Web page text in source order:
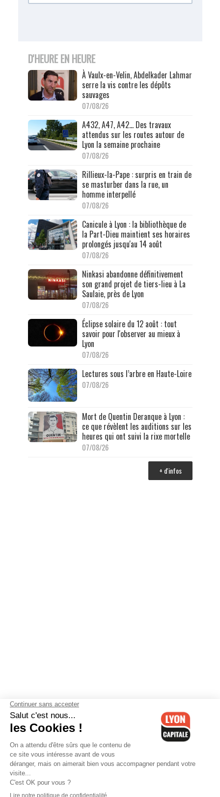
D'HEURE EN HEURE
À Vaulx-en-Velin, Abdelkader Lahmar
serre la vis contre les dépôts
sauvages
07/08/26
A432, A47, A42… Des travaux
attendus sur les routes autour de
Lyon la semaine prochaine
07/08/26
Rillieux-la-Pape : surpris en train de
se masturber dans la rue, un
homme interpellé
07/08/26
Canicule à Lyon : la bibliothèque de
la Part-Dieu maintient ses horaires
prolongés jusqu'au 14 août
07/08/26
Ninkasi abandonne définitivement
son grand projet de tiers-lieu à La
Saulaie, près de Lyon
07/08/26
Éclipse solaire du 12 août : tout
savoir pour l'observer au mieux à
Lyon
07/08/26
Lectures sous l’arbre en Haute-Loire
07/08/26
Mort de Quentin Deranque à Lyon :
ce que révèlent les auditions sur les
heures qui ont suivi la rixe mortelle
07/08/26
+ d'infos